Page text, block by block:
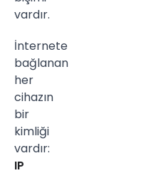
vardır.
İnternete
bağlanan
her
cihazın
bir
kimliği
vardır:
IP